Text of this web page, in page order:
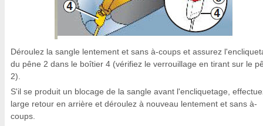
Déroulez la sangle lentement et sans à-coups et assurez
du pêne 2 dans le boîtier 4 (vérifiez le verrouillage en tirant sur le
2).
S'il se produit un blocage de la sangle avant l'encliquetage,
large retour en arrière et déroulez à nouveau lentement et sans à-
coups.